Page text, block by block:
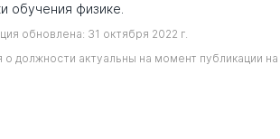
обучения физике.
обновлена: 31 октября 2022 г.
о должности актуальны на момент публикации на